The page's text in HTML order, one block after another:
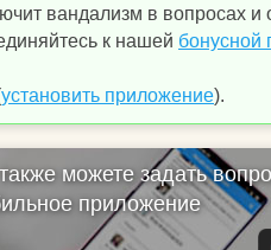
вандализм в вопросах
к нашей бонусной
установить приложение).
можете задать
приложение